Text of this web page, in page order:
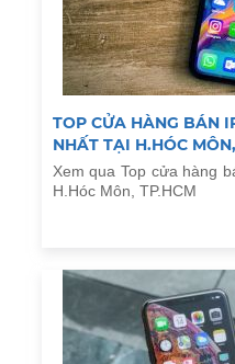
TOP CỬA HÀNG BÁN
NHẤT TẠI H.HÓC
Xem qua Top cửa hàng
H.Hóc Môn, TP.HCM